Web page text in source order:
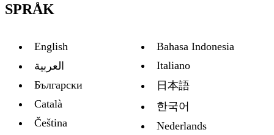
SPRÅK
English
العربية
Български
Català
Čeština
Bahasa Indonesia
Italiano
日本語
한국어
Nederlands